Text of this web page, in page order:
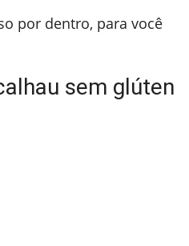
por dentro, para você
sem glúten